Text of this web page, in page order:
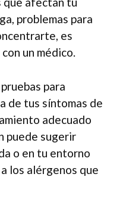
problemas para
es
un médico.
para
de tus síntomas de
adecuado
puede sugerir
o en tu entorno
los alérgenos que